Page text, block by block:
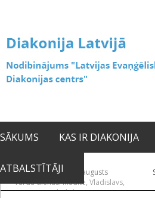
SĀKUMS KAS IR DIAKONIJA
ATBALSTĪTĀJI2026. gada 08. augusts
Vārda dienas: Mudīte, Vladislavs,
Vladislava